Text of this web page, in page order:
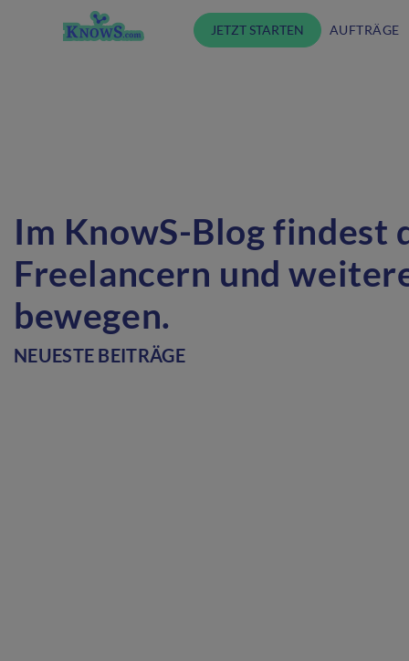
JETZT STARTEN AUFTRÄGE
Im KnowS-Blog findest
Freelancern und
bewegen.
NEUESTE BEITRÄGE